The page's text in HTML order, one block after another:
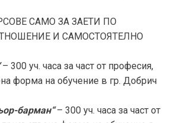
САМО ЗА ЗАЕТИ ПО
И САМОСТОЯТЕЛНО
– 300 уч. часа за част от професия,
форма на обучение в гр. Добрич
барман“– 300 уч. часа за част от